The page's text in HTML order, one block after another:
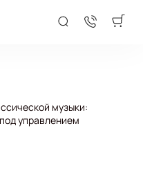
музыки:
управлением